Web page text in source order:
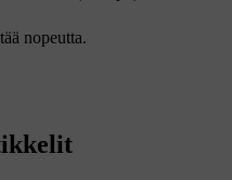
nopeutta.